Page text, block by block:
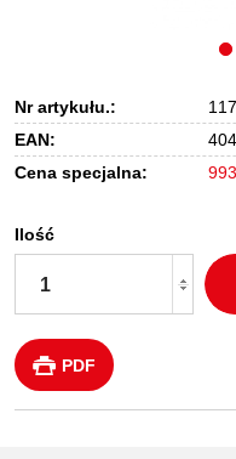
Nr artykułu.:
EAN:
Cena specjalna:
Ilość
PDF